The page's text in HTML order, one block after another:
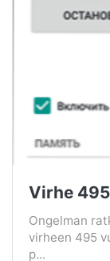
Virhe
Ongelman
virheen 495
p...